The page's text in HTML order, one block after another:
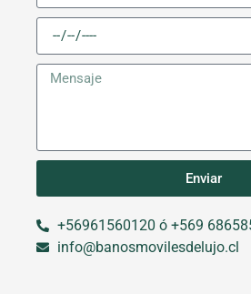
Enviar
+56961560120 ó +569
info@banosmovilesdelujo.cl